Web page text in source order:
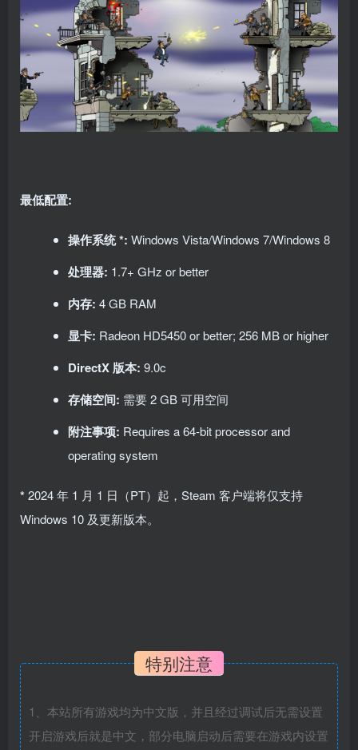
最低配置:
操作系统 *: Windows Vista/Windows 7/Windows 8
处理器: 1.7+ GHz or better
内存: 4 GB RAM
显卡: Radeon HD5450 or better; 256 MB or higher
DirectX 版本: 9.0c
存储空间: 需要 2 GB 可用空间
附注事项: Requires a 64-bit processor and
operating system
* 2024 年 1 月 1 日（PT）起，Steam 客户端将仅支持
Windows 10 及更新版本。
特别注意
1、本站所有游戏均为中文版，并且经过调试后无需设置
开启游戏后就是中文，部分电脑启动后需要在游戏内设置